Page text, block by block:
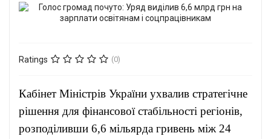
Ratings (0)
Кабінет Міністрів України ухвалив стратегічне
рішення для фінансової стабільності регіонів,
розподіливши 6,6 мільярда гривень між 24